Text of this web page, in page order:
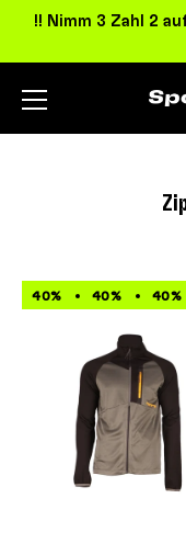
!! Nimm 3 Zahl 2
40% 40% 40%